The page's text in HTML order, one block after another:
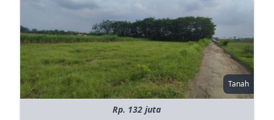
Tanah
Rp. 132 juta